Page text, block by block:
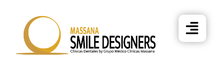
content